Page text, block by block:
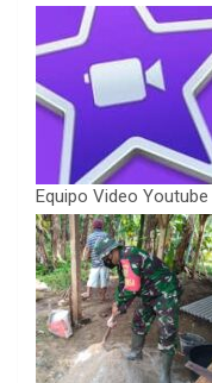
Equipo Video Youtube